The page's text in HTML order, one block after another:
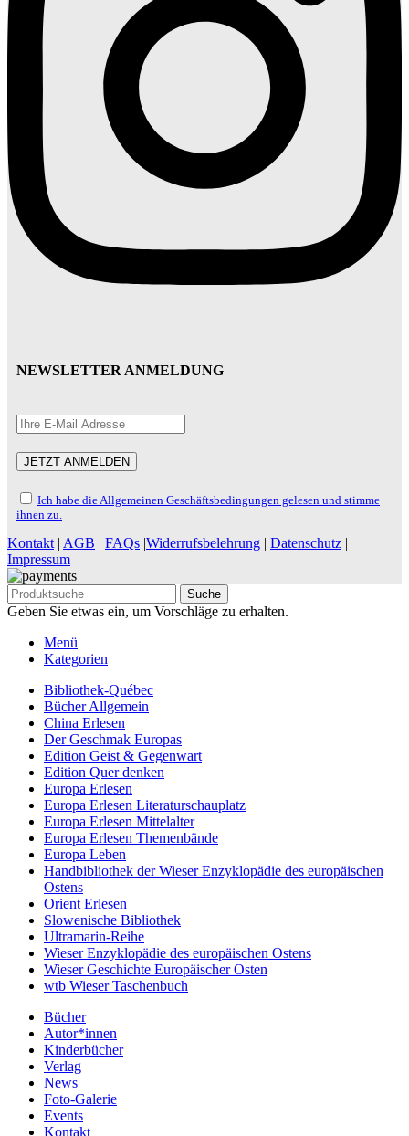
NEWSLETTER ANMELDUNG
Ich habe die Allgemeinen Geschäftsbedingungen gelesen und stimme
ihnen zu.
Kontakt | AGB | FAQs |Widerrufsbelehrung | Datenschutz |
Impressum
Suche
Geben Sie etwas ein, um Vorschläge zu erhalten.
Menü
Kategorien
Bibliothek-Québec
Bücher Allgemein
China Erlesen
Der Geschmak Europas
Edition Geist & Gegenwart
Edition Quer denken
Europa Erlesen
Europa Erlesen Literaturschauplatz
Europa Erlesen Mittelalter
Europa Erlesen Themenbände
Europa Leben
Handbibliothek der Wieser Enzyklopädie des europäischen
Ostens
Orient Erlesen
Slowenische Bibliothek
Ultramarin-Reihe
Wieser Enzyklopädie des europäischen Ostens
Wieser Geschichte Europäischer Osten
wtb Wieser Taschenbuch
Bücher
Autor*innen
Kinderbücher
Verlag
News
Foto-Galerie
Events
Kontakt